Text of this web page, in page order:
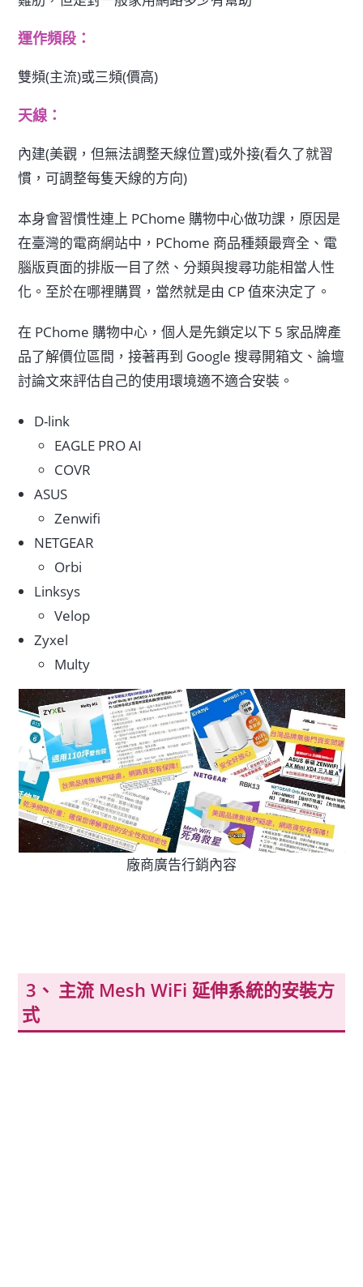
運作頻段：
雙頻(主流)或三頻(價高)
天線：
內建(美觀，但無法調整天線位置)或外接(看久了就習
慣，可調整每隻天線的方向)
本身會習慣性連上 PChome 購物中心做功課，原因是
在臺灣的電商網站中，PChome 商品種類最齊全、電
腦版頁面的排版一目了然、分類與搜尋功能相當人性
化。至於在哪裡購買，當然就是由 CP 值來決定了。
在 PChome 購物中心，個人是先鎖定以下 5 家品牌產
品了解價位區間，接著再到 Google 搜尋開箱文、論壇
討論文來評估自己的使用環境適不適合安裝。
D-link
EAGLE PRO AI
COVR
ASUS
Zenwifi
NETGEAR
Orbi
Linksys
Velop
Zyxel
Multy
廠商廣告行銷內容
主流 Mesh WiFi 延伸系統的安裝方
式